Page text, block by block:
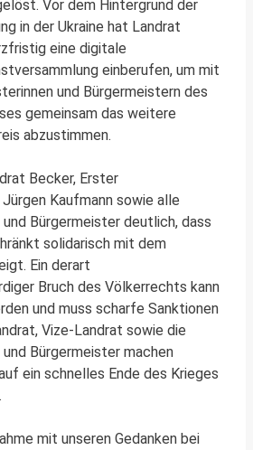
Vor dem Hintergrund der
in der Ukraine hat Landrat
eine digitale
einberufen, um mit
und Bürgermeistern des
gemeinsam das weitere
abzustimmen.
Becker, Erster
Kaufmann sowie alle
Bürgermeister deutlich, dass
solidarisch mit dem
Ein derart
Bruch des Völkerrechts kann
und muss scharfe Sanktionen
Vize-Landrat sowie die
Bürgermeister machen
ein schnelles Ende des Krieges
mit unseren Gedanken bei